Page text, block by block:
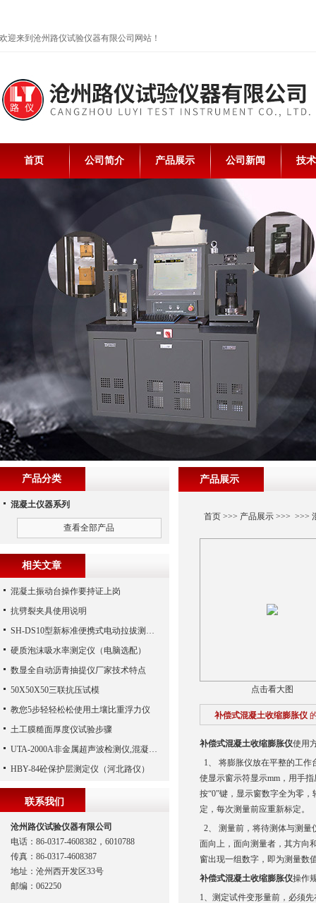
欢迎来到沧州路仪试验仪器有限公司网站！
首页 公司简介 产品展示 公司新闻 技
产品展示
首页>>> 产品展示>>> >>>
点击看大图
补偿式混凝土收缩膨胀仪
补偿式混凝土收缩膨胀仪使用
1、 将膨胀仪放在平整的工
使显示窗示符显示mm，用手
按“0”键，显示窗数字全为零
定，每次测量前应重新标定。
2、 测量前，将待测体与测
面向上，面向测量者，其方向
窗出现一组数字，即为测量数
补偿式混凝土收缩膨胀仪操作
1、测定试件变形量前，必须
产品分类
混凝土仪器系列
查看全部产品
相关文章
混凝土振动台操作要持证上岗
抗劈裂夹具使用说明
SH-DS10型新标准便携式电动拉拔测试仪
硬质泡沫吸水率测定仪（电脑选配）
数显全自动沥青抽提仪厂家技术特点
50X50X50三联抗压试模
教您5步轻轻松松使用土壤比重浮力仪
土工膜糙面厚度仪试验步骤
UTA-2000A非金属超声波检测仪,混凝土超声波检测仪,非金属超声分析仪（河北路仪）
HBY-84砼保护层测定仪（河北路仪）
联系我们
沧州路仪试验仪器有限公司
电话：86-0317-4608382，6010788
传真：86-0317-4608387
地址：沧州西开发区33号
邮编：062250